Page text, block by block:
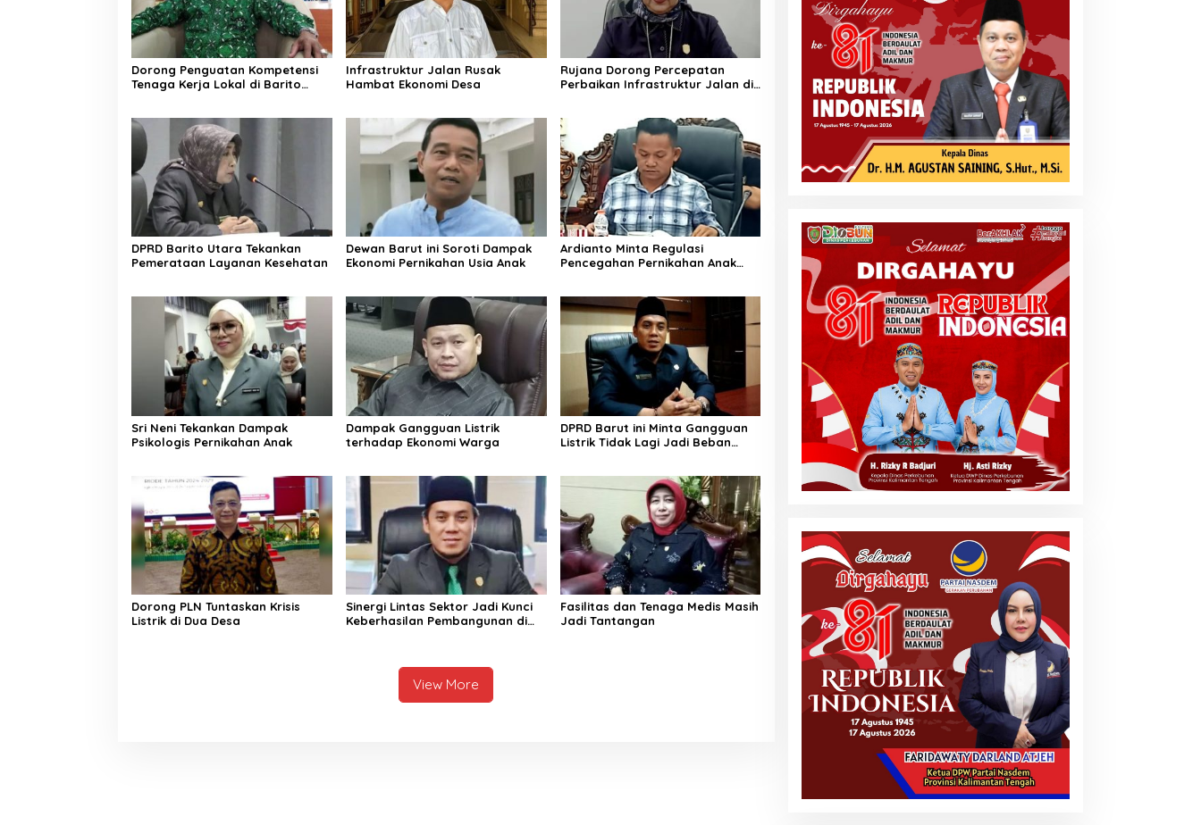
Dorong Penguatan Kompetensi
Tenaga Kerja Lokal di Barito
Infrastruktur Jalan Rusak
Hambat Ekonomi Desa
Rujana Dorong Percepatan
Perbaikan Infrastruktur Jalan di
DPRD Barito Utara Tekankan
Pemerataan Layanan Kesehatan
Dewan Barut ini Soroti Dampak
Ekonomi Pernikahan Usia Anak
Ardianto Minta Regulasi
Pencegahan Pernikahan Anak
Sri Neni Tekankan Dampak
Psikologis Pernikahan Anak
Dampak Gangguan Listrik
terhadap Ekonomi Warga
DPRD Barut ini Minta Gangguan
Listrik Tidak Lagi Jadi Beban
Dorong PLN Tuntaskan Krisis
Listrik di Dua Desa
Sinergi Lintas Sektor Jadi Kunci
Keberhasilan Pembangunan di
Fasilitas dan Tenaga Medis Masih
Jadi Tantangan
View More